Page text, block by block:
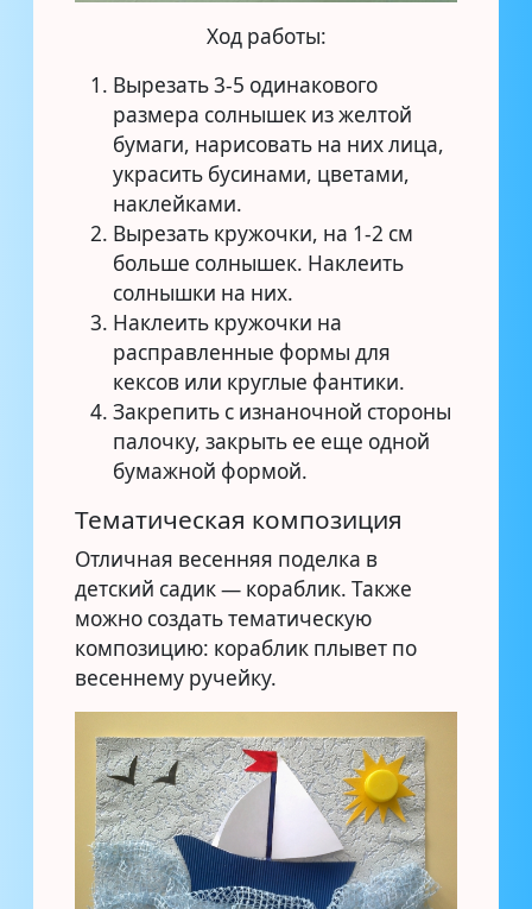
Ход работы:
Вырезать 3-5 одинакового
размера солнышек из желтой
бумаги, нарисовать на них лица,
украсить бусинами, цветами,
наклейками.
Вырезать кружочки, на 1-2 см
больше солнышек. Наклеить
солнышки на них.
Наклеить кружочки на
расправленные формы для
кексов или круглые фантики.
Закрепить с изнаночной стороны
палочку, закрыть ее еще одной
бумажной формой.
Тематическая композиция
Отличная весенняя поделка в
детский садик — кораблик. Также
можно создать тематическую
композицию: кораблик плывет по
весеннему ручейку.